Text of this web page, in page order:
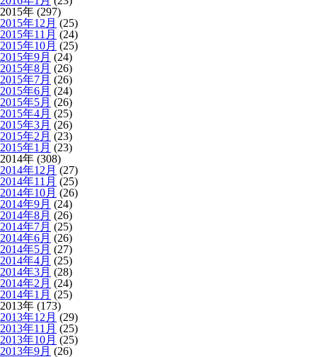
2015年 (297)
2015年12月 (25)
2015年11月 (24)
2015年10月 (25)
2015年9月 (24)
2015年8月 (26)
2015年7月 (26)
2015年6月 (24)
2015年5月 (26)
2015年4月 (25)
2015年3月 (26)
2015年2月 (23)
2015年1月 (23)
2014年 (308)
2014年12月 (27)
2014年11月 (25)
2014年10月 (26)
2014年9月 (24)
2014年8月 (26)
2014年7月 (25)
2014年6月 (26)
2014年5月 (27)
2014年4月 (25)
2014年3月 (28)
2014年2月 (24)
2014年1月 (25)
2013年 (173)
2013年12月 (29)
2013年11月 (25)
2013年10月 (25)
2013年9月 (26)